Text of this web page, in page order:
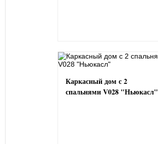
Каркасный дом с 2
спальнями V028 "Ньюкасл"